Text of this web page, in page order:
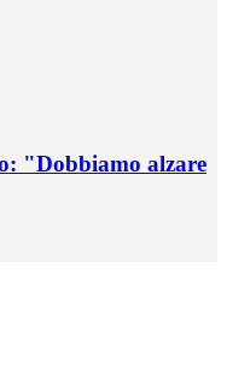
"Dobbiamo alzare